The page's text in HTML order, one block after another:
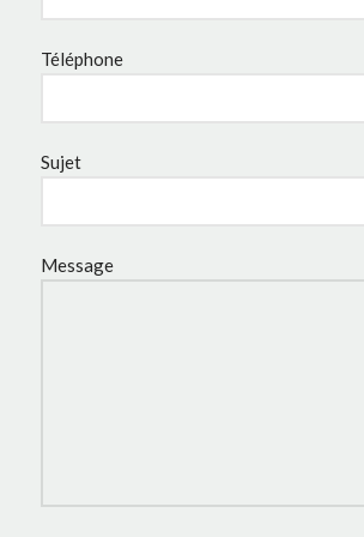
Téléphone
Sujet
Message